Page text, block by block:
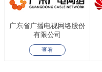
广东省广播电视网络股份
有限公司
查看